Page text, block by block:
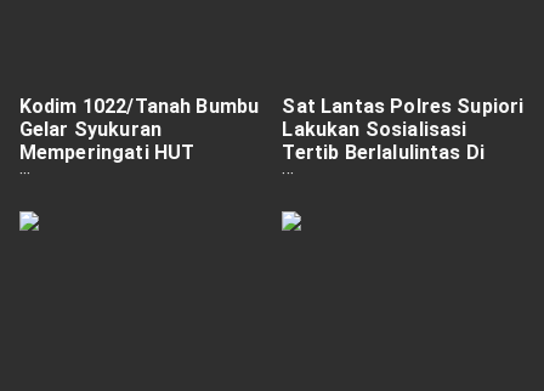
Kodim 1022/Tanah Bumbu
Gelar Syukuran
Memperingati HUT
Kodam VI/Mulawarman
Sat Lantas Polres Supiori
Lakukan Sosialisasi
Tertib Berlalulintas Di
SMA N 2 Mansoben